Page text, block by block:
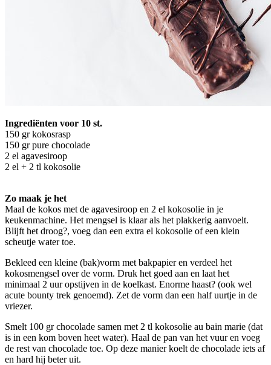
Ingrediënten voor 10 st.
150 gr kokosrasp
150 gr pure chocolade
2 el agavesiroop
2 el + 2 tl kokosolie
Zo maak je het
Maal de kokos met de agavesiroop en 2 el kokosolie in je
keukenmachine. Het mengsel is klaar als het plakkerig aanvoelt.
Blijft het droog?, voeg dan een extra el kokosolie of een klein
scheutje water toe.
Bekleed een kleine (bak)vorm met bakpapier en verdeel het
kokosmengsel over de vorm. Druk het goed aan en laat het
minimaal 2 uur opstijven in de koelkast. Enorme haast? (ook wel
acute bounty trek genoemd). Zet de vorm dan een half uurtje in de
vriezer.
Smelt 100 gr chocolade samen met 2 tl kokosolie au bain marie (dat
is in een kom boven heet water). Haal de pan van het vuur en voeg
de rest van chocolade toe. Op deze manier koelt de chocolade iets af
en hard hij beter uit.